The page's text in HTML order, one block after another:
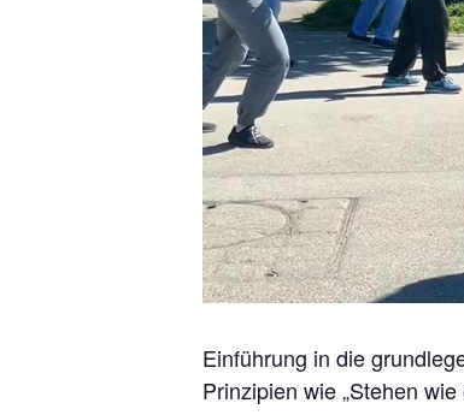
Einführung in die
Prinzipien wie „Stehen